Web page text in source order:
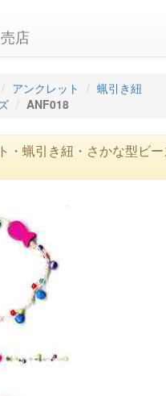
店
アンクレット
蝋引き紐
ANF018
・蝋引き紐・さかな型ビー